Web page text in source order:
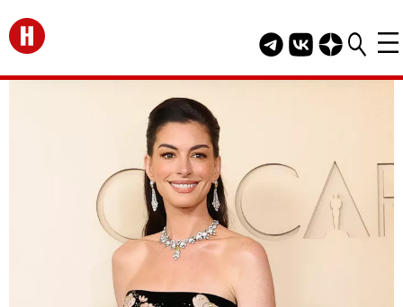
Перейти на главную
Telegram канал
Группа HELLO
Канал